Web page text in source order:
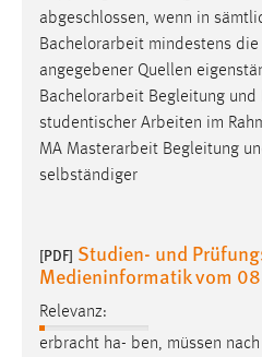
abgeschlossen, wenn in
Bachelorarbeit mindestens die
angegebener Quellen
Bachelorarbeit Begleitung
studentischer Arbeiten im
MA Masterarbeit Begleitung
selbständiger
[PDF] Studien- und
Medieninformatik vom
Relevanz:
erbracht ha- ben, müssen